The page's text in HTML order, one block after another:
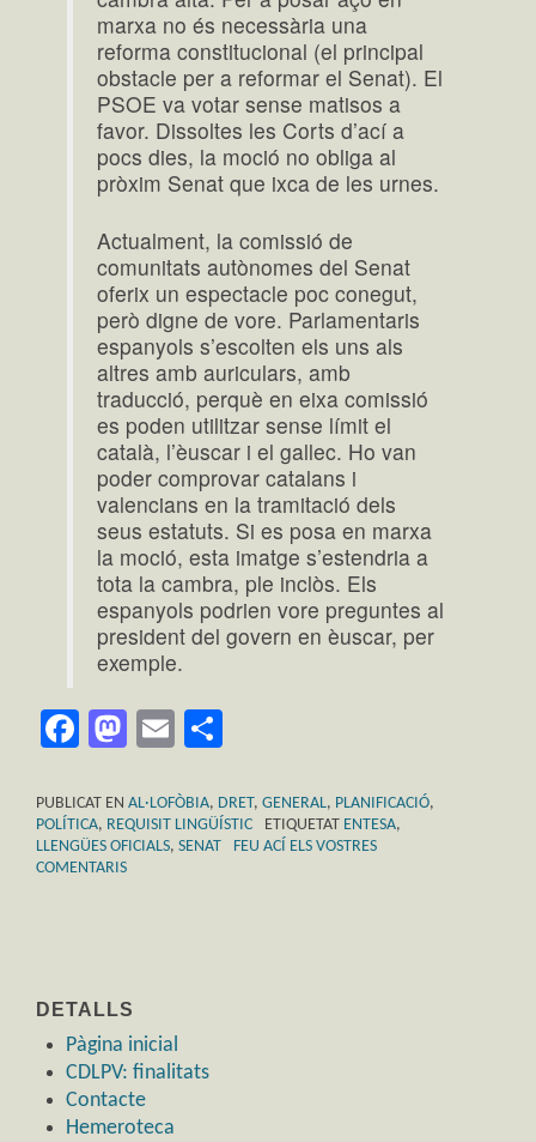
marxa no és necessària una
reforma constitucional (el principal
obstacle per a reformar el Senat). El
PSOE va votar sense matisos a
favor. Dissoltes les Corts d’ací a
pocs dies, la moció no obliga al
pròxim Senat que ixca de les urnes.
Actualment, la comissió de
comunitats autònomes del Senat
oferix un espectacle poc conegut,
però digne de vore. Parlamentaris
espanyols s’escolten els uns als
altres amb auriculars, amb
traducció, perquè en eixa comissió
es poden utilitzar sense límit el
català, l’èuscar i el gallec. Ho van
poder comprovar catalans i
valencians en la tramitació dels
seus estatuts. Si es posa en marxa
la moció, esta imatge s’estendria a
tota la cambra, ple inclòs. Els
espanyols podrien vore preguntes al
president del govern en èuscar, per
exemple.
Facebook
Mastodon
Email
PUBLICAT EN AL·LOFÒBIA, DRET, GENERAL, PLANIFICACIÓ,
POLÍTICA, REQUISIT LINGÜÍSTIC ETIQUETAT ENTESA,
LLENGÜES OFICIALS, SENAT
FEU ACÍ ELS VOSTRES
COMENTARIS
DETALLS
Pàgina inicial
CDLPV: finalitats
Contacte
Hemeroteca